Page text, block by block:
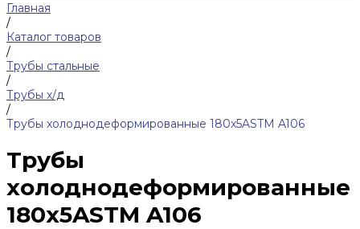
Главная
/
Каталог товаров
/
Трубы стальные
/
Трубы х/д
/
Трубы холоднодеформированные 180x5ASTM A106
Трубы
холоднодеформированные
180x5ASTM A106